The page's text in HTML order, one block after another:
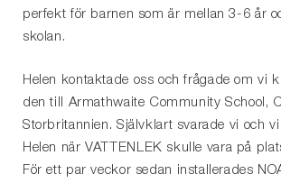
perfekt för barnen som är mellan 3-6 år
skolan.
Helen kontaktade oss och frågade om vi
den till Armathwaite Community School,
Storbritannien. Självklart svarade vi och
Helen när VATTENLEK skulle vara på
För ett par veckor sedan installerades